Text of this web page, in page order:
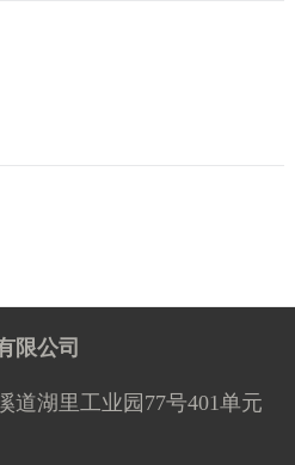
限公司
道湖里工业园77号401单元